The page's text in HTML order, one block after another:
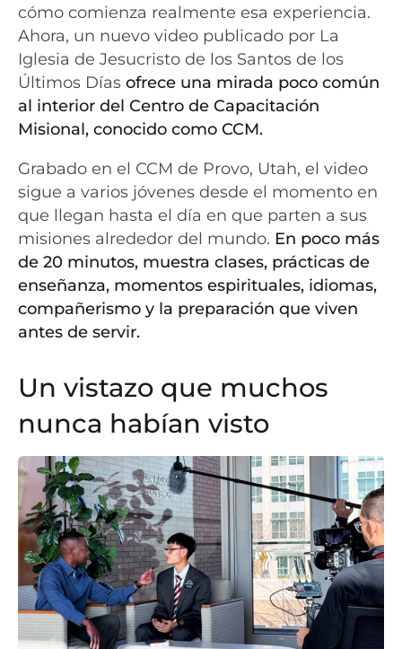
cómo comienza realmente esa experiencia.
Ahora, un nuevo video publicado por La
Iglesia de Jesucristo de los Santos de los
Últimos Días ofrece una mirada poco común
al interior del Centro de Capacitación
Misional, conocido como CCM.
Grabado en el CCM de Provo, Utah, el video
sigue a varios jóvenes desde el momento en
que llegan hasta el día en que parten a sus
misiones alrededor del mundo. En poco más
de 20 minutos, muestra clases, prácticas de
enseñanza, momentos espirituales, idiomas,
compañerismo y la preparación que viven
antes de servir.
Un vistazo que muchos
nunca habían visto